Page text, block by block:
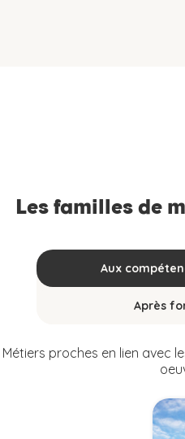
Les familles de
Aux
Après
Métiers proches en lien avec